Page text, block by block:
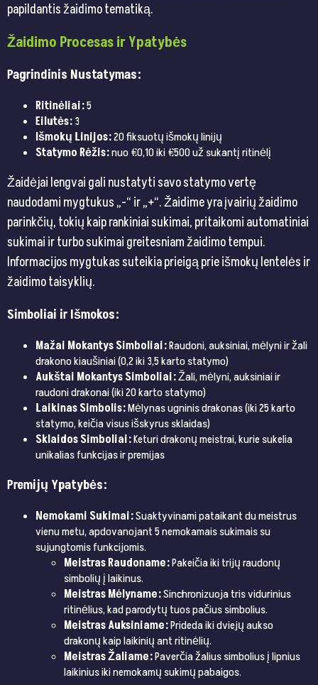
papildantis žaidimo tematiką.
Žaidimo Procesas ir Ypatybės
Pagrindinis Nustatymas:
Ritinėliai:5
Eilutės:3
Išmokų Linijos:20 fiksuotų išmokų linijų
Statymo Rėžis:nuo €0,10 iki €500 už sukantį ritinėlį
Žaidėjai lengvai gali nustatyti savo statymo vertę
naudodami mygtukus „-“ ir „+“. Žaidime yra įvairių žaidimo
parinkčių, tokių kaip rankiniai sukimai, pritaikomi automatiniai
sukimai ir turbo sukimai greitesniam žaidimo tempui.
Informacijos mygtukas suteikia prieigą prie išmokų lentelės ir
žaidimo taisyklių.
Simboliai ir Išmokos:
Mažai Mokantys Simboliai:Raudoni, auksiniai, mėlyni ir žali
drakono kiaušiniai (0,2 iki 3,5 karto statymo)
Aukštai Mokantys Simboliai:Žali, mėlyni, auksiniai ir
raudoni drakonai (iki 20 karto statymo)
Laikinas Simbolis:Mėlynas ugninis drakonas (iki 25 karto
statymo, keičia visus išskyrus sklaidas)
Sklaidos Simboliai:Keturi drakonų meistrai, kurie sukelia
unikalias funkcijas ir premijas
Premijų Ypatybės:
Nemokami Sukimai:Suaktyvinami pataikant du meistrus
vienu metu, apdovanojant 5 nemokamais sukimais su
sujungtomis funkcijomis.
Meistras Raudoname:Pakeičia iki trijų raudonų
simbolių į laikinus.
Meistras Mėlyname:Sinchronizuoja tris vidurinius
ritinėlius, kad parodytų tuos pačius simbolius.
Meistras Auksiniame:Prideda iki dviejų aukso
drakonų kaip laikinių ant ritinėlių.
Meistras Žaliame:Paverčia žalius simbolius į lipnius
laikinius iki nemokamų sukimų pabaigos.